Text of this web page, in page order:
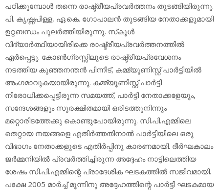
പഠിക്കുമ്പോള്‍ തന്നെ രാഷ്ട്രീയപ്രവര്‍ത്തനം തുടങ്ങിയിരുന്നു.
പി. കൃഷ്ണപിള്ള, ഏ.കെ. ഗോപാലന്‍ തുടങ്ങിയ നേതാക്കളുമായി
ഉറ്റബന്ധം പുലര്‍ത്തിയിരുന്നു. സ്‌കൂള്‍
വിദ്യാര്‍ത്ഥിയായിരിക്കെ രാഷ്ട്രീയപ്രവര്‍ത്തനത്തില്‍
ഏര്‍പ്പെട്ടു. കോണ്‍ഗ്രസ്സിലൂടെ രാഷ്ട്രീയപ്രവേശനം
നടത്തിയ കുഞ്ഞനന്തന്‍ പിന്നീട്, കമ്മ്യൂണിസ്റ്റ് പാര്‍ട്ടിയില്‍
അംഗമാവുകയായിരുന്നു. കമ്മ്യൂണിസ്റ്റ് പാര്‍ട്ടി
നിരോധിക്കപ്പെട്ടിരുന്ന സമയത്ത്, പാര്‍ട്ടി നേതാക്കളേയും,
സന്ദേശങ്ങളും സുരക്ഷിതമായി ഒരിടത്തുനിന്നും
മറ്റൊരിടത്തേക്കു കൊണ്ടുപോയിരുന്നു. സി.പി.എമ്മിലെ
തെറ്റായ നയങ്ങളെ എതിര്‍ത്തതിനാല്‍ പാര്‍ട്ടിയിലെ ഒരു
വിഭാഗം നേതാക്കളുടെ എതിര്‍പ്പിനു കാരണമായി. ദീര്‍ഘകാലം
ജര്‍മ്മനിയില്‍ പ്രവര്‍ത്തിച്ചിരുന്ന അദ്ദേഹം നാട്ടിലെത്തിയ
ശേഷം സി.പി.എമ്മിന്റെ പ്രാദേശിക ഘടകത്തില്‍ സജീവമായി.
പക്ഷേ 2005 മാര്‍ച്ച് മൂന്നിനു അദ്ദേഹത്തിന്റെ പാര്‍ട്ടി ഘടകമായ